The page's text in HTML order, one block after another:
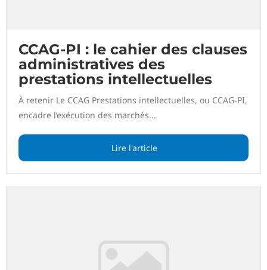
CCAG-PI : le cahier des clauses
administratives des
prestations intellectuelles
À retenir Le CCAG Prestations intellectuelles, ou CCAG-PI,
encadre l’exécution des marchés...
Lire l'article